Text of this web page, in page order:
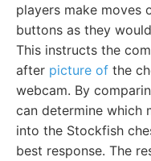
players make moves
buttons as they
This instructs the
after picture of the
webcam. By
can determine which
into the Stockfish
best response. The